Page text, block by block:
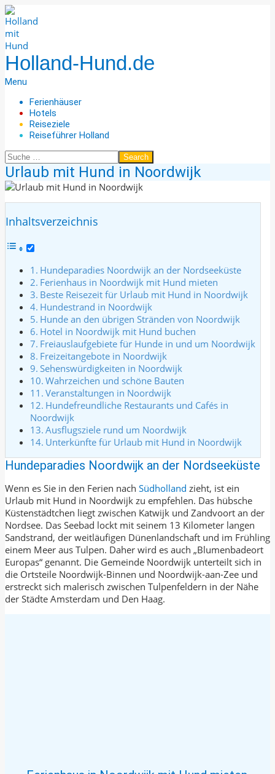
Skip
to
content
Holland-Hund.de
Secondary
Menu
Menu
Ferienhäuser
Hotels
Reiseziele
Reiseführer Holland
Search
Urlaub mit Hund in Noordwijk
Inhaltsverzeichnis
Hundeparadies Noordwijk an der Nordseeküste
Ferienhaus in Noordwijk mit Hund mieten
Beste Reisezeit für Urlaub mit Hund in Noordwijk
Hundestrand in Noordwijk
Hunde an den übrigen Stränden von Noordwijk
Hotel in Noordwijk mit Hund buchen
Freiauslaufgebiete für Hunde in und um Noordwijk
Freizeitangebote in Noordwijk
Sehenswürdigkeiten in Noordwijk
Wahrzeichen und schöne Bauten
Veranstaltungen in Noordwijk
Hundefreundliche Restaurants und Cafés in
Noordwijk
Ausflugsziele rund um Noordwijk
Unterkünfte für Urlaub mit Hund in Noordwijk
Hundeparadies Noordwijk an der Nordseeküste
Wenn es Sie in den Ferien nach Südholland zieht, ist ein
Urlaub mit Hund in Noordwijk zu empfehlen. Das hübsche
Küstenstädtchen liegt zwischen Katwijk und Zandvoort an der
Nordsee. Das Seebad lockt mit seinem 13 Kilometer langen
Sandstrand, der weitläufigen Dünenlandschaft und im Frühling
einem Meer aus Tulpen. Daher wird es auch „Blumenbadeort
Europas“ genannt. Die Gemeinde Noordwijk unterteilt sich in
die Ortsteile Noordwijk-Binnen und Noordwijk-aan-Zee und
erstreckt sich malerisch zwischen Tulpenfeldern in der Nähe
der Städte Amsterdam und Den Haag.